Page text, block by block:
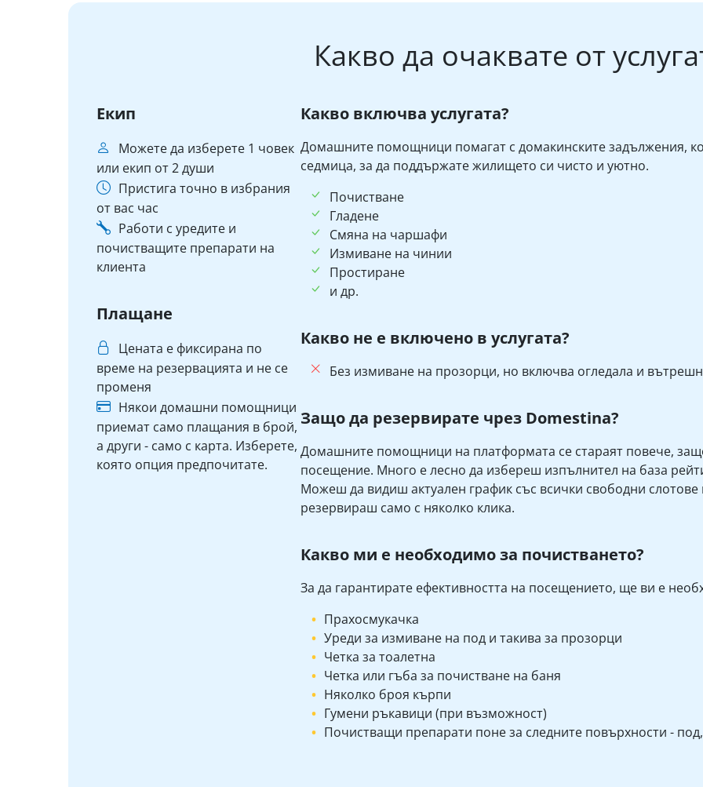
Какво да очаквате от
Екип
Можете да изберете 1 човек
или екип от 2 души
Пристига точно в избрания
от вас час
Работи с уредите и
почистващите препарати на
клиента
Плащане
Цената е фиксирана по
време на резервацията и не се
променя
Някои домашни помощници
приемат само плащания в брой,
а други - само с карта. Изберете,
която опция предпочитате.
Какво включва услугата?
Домашните помощници помагат с домакинските задължения,
седмица, за да поддържате жилището си чисто и уютно.
Почистване
Гладене
Смяна на чаршафи
Измиване на чинии
Простиране
и др.
Какво не е включено в услугата?
Без измиване на прозорци, но включва огледала и
Защо да резервирате чрез Domestina?
Домашните помощници на платформата се стараят повече,
посещение. Много е лесно да избереш изпълнител на база
Можеш да видиш актуален график със всички свободни
резервираш само с няколко клика.
Какво ми е необходимо за почистването?
За да гарантирате ефективността на посещението, ще ви е
Прахосмукачка
Уреди за измиване на под и такива за прозорци
Четка за тоалетна
Четка или гъба за почистване на баня
Няколко броя кърпи
Гумени ръкавици (при възможност)
Почистващи препарати поне за следните повърхности -